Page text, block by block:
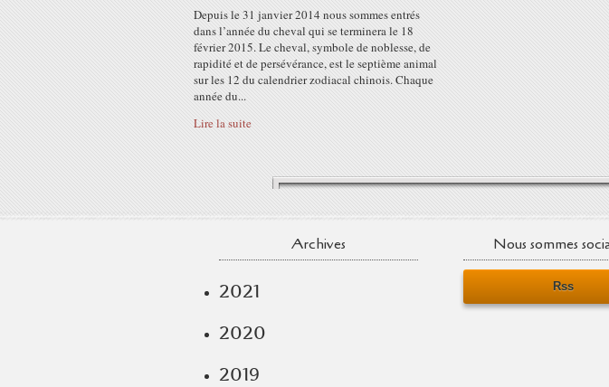
Depuis le 31 janvier 2014 nous sommes entrés
dans l’année du cheval qui se terminera le 18
février 2015. Le cheval, symbole de noblesse, de
rapidité et de persévérance, est le septième animal
sur les 12 du calendrier zodiacal chinois. Chaque
année du...
Lire la suite
Archives
2021
2020
2019
Nous sommes
Rss